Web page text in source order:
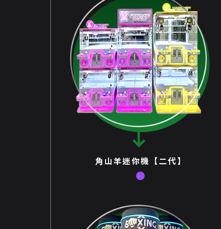
角山羊迷你機【二代】